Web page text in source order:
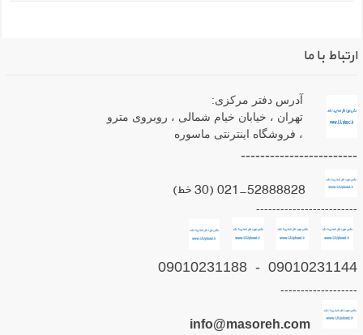
ارتباط با ما
آدرس دفتر مرکزی:
تهران ، خیابان خیام شمالی ، روبروی مترو
، فروشگاه اینترنتی ماسوره
------------------------
021-52888828 (30 خط)
-------------------------
09010231144 - 09010231188
-------------------
info@masoreh.com